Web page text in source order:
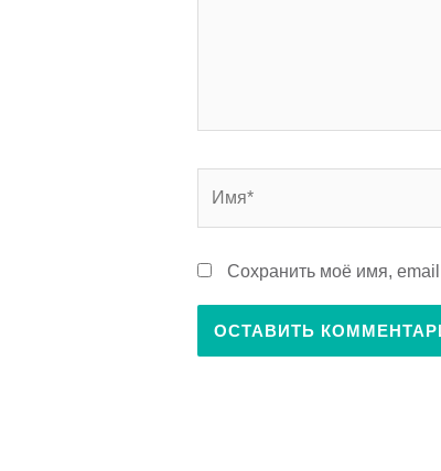
Сохранить моё имя,